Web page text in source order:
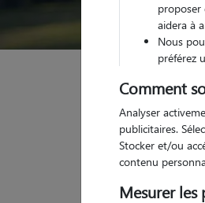
Garde animaux
Toutes nos
proposer
aidera à
Nous
préférez
Comment
Analyser
publicitaires.
Stocker et/ou
contenu
Mesurer les